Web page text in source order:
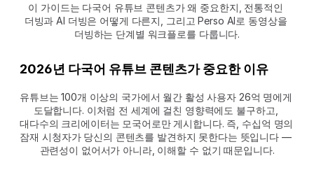
이 가이드는 다국어 유튜브 콘텐츠가 왜 중요한지, 전통적인
더빙과 AI 더빙은 어떻게 다른지, 그리고 Perso AI로 동영상을
더빙하는 단계별 워크플로를 다룹니다.
2026년 다국어 유튜브 콘텐츠가 중요한 이유
유튜브는 100개 이상의 국가에서 월간 활성 사용자 26억 명에게
도달합니다. 이처럼 전 세계에 걸친 영향력에도 불구하고,
대다수의 크리에이터는 모국어로만 게시합니다. 즉, 수십억 명의
잠재 시청자가 당신의 콘텐츠를 발견하지 못한다는 뜻입니다 —
관련성이 없어서가 아니라, 이해할 수 없기 때문입니다.